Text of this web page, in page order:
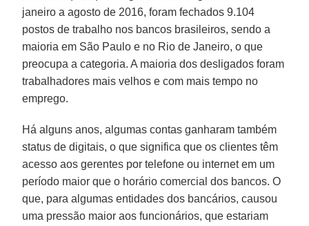
janeiro a agosto de 2016, foram fechados 9.104
postos de trabalho nos bancos brasileiros, sendo a
maioria em São Paulo e no Rio de Janeiro, o que
preocupa a categoria. A maioria dos desligados foram
trabalhadores mais velhos e com mais tempo no
emprego.
Há alguns anos, algumas contas ganharam também
status de digitais, o que significa que os clientes têm
acesso aos gerentes por telefone ou internet em um
período maior que o horário comercial dos bancos. O
que, para algumas entidades dos bancários, causou
uma pressão maior aos funcionários, que estariam